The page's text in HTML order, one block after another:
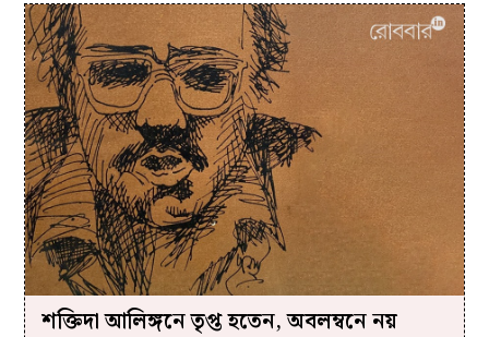
শক্তিদা আলিঙ্গনে তৃপ্ত হতেন, অবলম্বনে নয়